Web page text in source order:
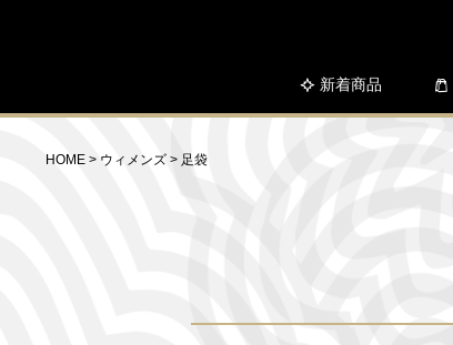
新着商品
HOME ウィメンズ 足袋